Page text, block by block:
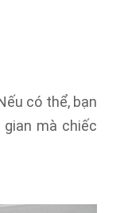
có thể, bạn
mà chiếc